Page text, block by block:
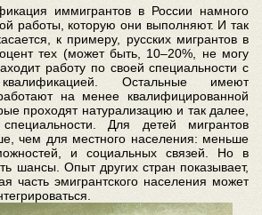
иммигрантов в России намного
работы, которую они выполняют. И так
к примеру, русских мигрантов в
тех (может быть, 10–20%, не могу
работу по своей специальности с
квалификацией. Остальные имеют
на менее квалифицированной
проходят натурализацию и так далее,
Для детей мигрантов
чем для местного населения: меньше
и социальных связей. Но в
шансы. Опыт других стран показывает,
часть эмигрантского населения может